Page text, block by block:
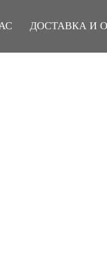
ДОСТАВКА И